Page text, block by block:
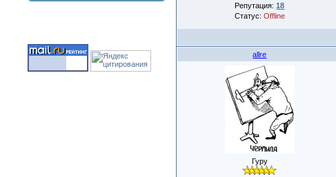
Репутация:18
Статус: Offline
allre
Гуру